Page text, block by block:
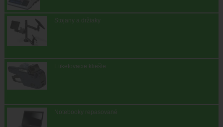
Stojany a držiaky
Etiketovacie kliešte
Notebooky repasované